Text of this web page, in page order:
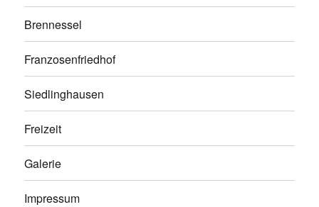
Brennessel
Franzosenfriedhof
Siedlinghausen
Freizeit
Galerie
Impressum